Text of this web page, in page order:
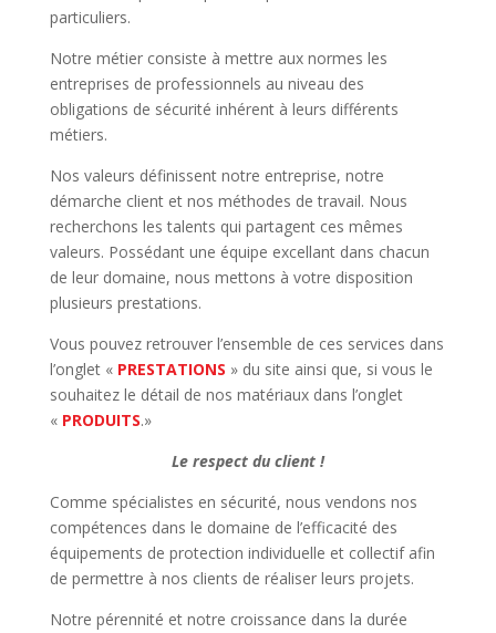
particuliers.
Notre métier consiste à mettre aux normes les
entreprises de professionnels au niveau des
obligations de sécurité inhérent à leurs différents
métiers.
Nos valeurs définissent notre entreprise, notre
démarche client et nos méthodes de travail. Nous
recherchons les talents qui partagent ces mêmes
valeurs. Possédant une équipe excellant dans chacun
de leur domaine, nous mettons à votre disposition
plusieurs prestations.
Vous pouvez retrouver l’ensemble de ces services dans
l’onglet «PRESTATIONS » du site ainsi que, si vous le
souhaitez le détail de nos matériaux dans l’onglet
« PRODUITS.»
Le respect du client !
Comme spécialistes en sécurité, nous vendons nos
compétences dans le domaine de l’efficacité des
équipements de protection individuelle et collectif afin
de permettre à nos clients de réaliser leurs projets.
Notre pérennité et notre croissance dans la durée